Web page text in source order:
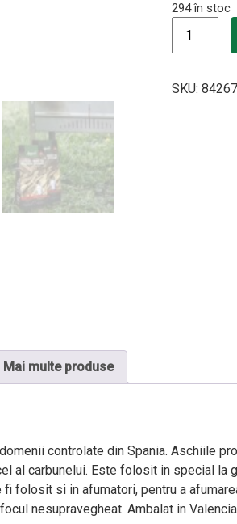
294 în stoc
SKU:
Mai multe produse
controlate din Spania. Aschiile
al carbunelui. Este folosit in special la
folosit si in afumatori, pentru a
nesupravegheat. Ambalat in